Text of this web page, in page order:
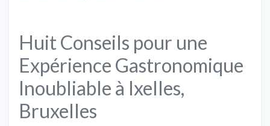
Huit Conseils pour une
Expérience Gastronomique
Inoubliable à Ixelles,
Bruxelles